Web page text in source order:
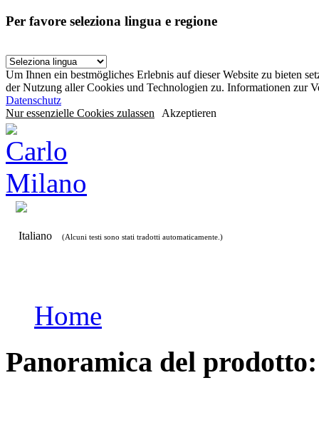
Per favore seleziona lingua e regione
Um Ihnen ein bestmögliches Erlebnis auf dieser Website zu bieten
der Nutzung aller Cookies und Technologien zu. Informationen zur
Datenschutz
Nur essenzielle Cookies zulassen Akzeptieren
Italiano (Alcuni testi sono stati tradotti automaticamente.)
Home
Panoramica del prodotto: